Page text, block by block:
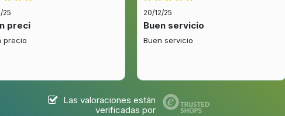
Potencia adicional de la zona 4 de
cocción
Color del producto
Tipo de quemador
25
preci
precio
20/12/25
Buen servicio
Buen servicio
Las valoraciones están
verificadas por